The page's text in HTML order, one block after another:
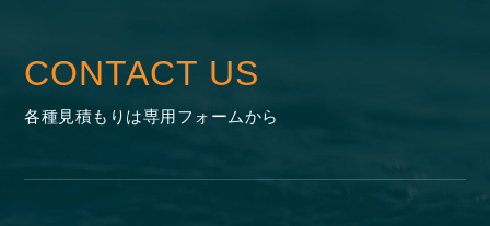
CONTACT US
各種見積もりは専用フォームから